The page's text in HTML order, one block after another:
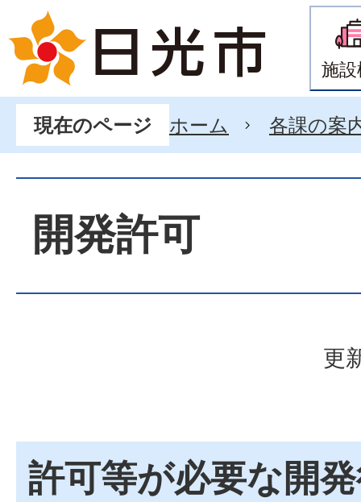
施
現在のページ ホーム 各課の案
開発許可
更
許可等が必要な開